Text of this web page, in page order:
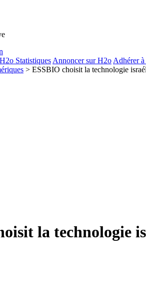
H2o Statistiques Annoncer sur H2o Adhérer
> ESSBIO choisit la technologie
la technologie